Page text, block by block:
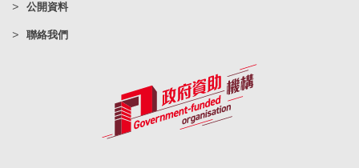
公開資料
聯絡我們